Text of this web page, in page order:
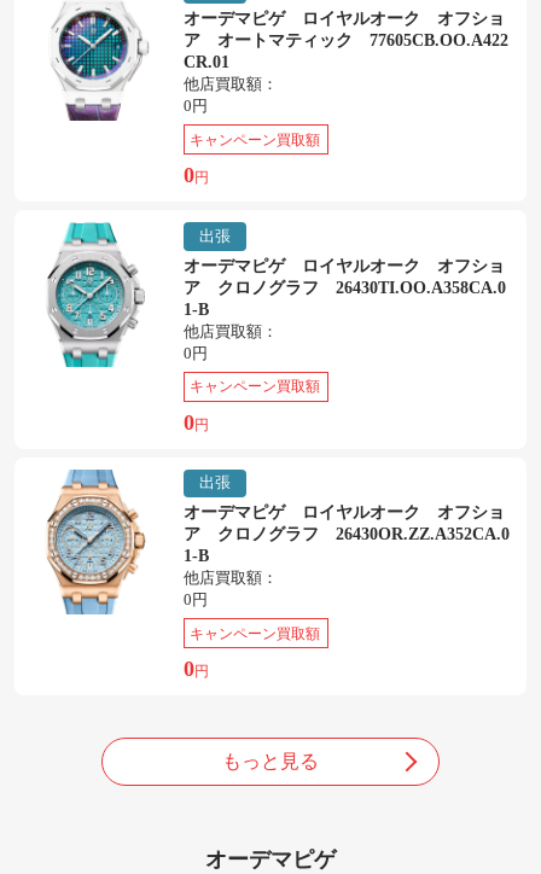
オーデマピゲ ロイヤルオーク オフショ
ア オートマティック 77605CB.OO.A422
CR.01
他店買取額：
0円
キャンペーン買取額
0円
出張
オーデマピゲ ロイヤルオーク オフショ
ア クロノグラフ 26430TI.OO.A358CA.0
1-B
他店買取額：
0円
キャンペーン買取額
0円
出張
オーデマピゲ ロイヤルオーク オフショ
ア クロノグラフ 26430OR.ZZ.A352CA.0
1-B
他店買取額：
0円
キャンペーン買取額
0円
もっと見る
オーデマピゲ